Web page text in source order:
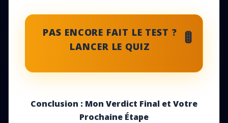
PAS ENCORE FAIT LE TEST ?
LANCER LE QUIZ
🚦
Conclusion : Mon Verdict Final et Votre
Prochaine Étape